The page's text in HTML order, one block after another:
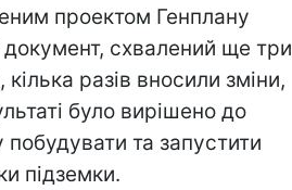
проектом Генплану
документ, схвалений ще три
разів вносили зміни,
було вирішено до
та запустити
підземки.